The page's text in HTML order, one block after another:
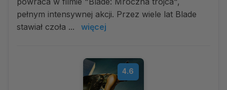
pełnym intensywnej akcji. Przez wiele lat Blade
stawiał czoła ...
więcej
4.6